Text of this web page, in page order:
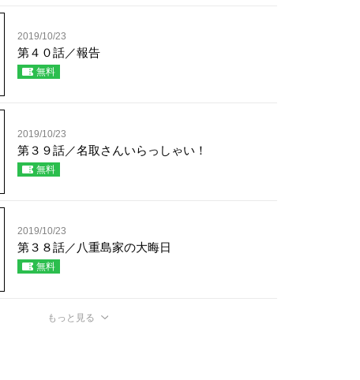
2019/10/23
第４０話／報告
無料
2019/10/23
第３９話／名取さんいらっしゃい！
無料
2019/10/23
第３８話／八重島家の大晦日
無料
もっと見る